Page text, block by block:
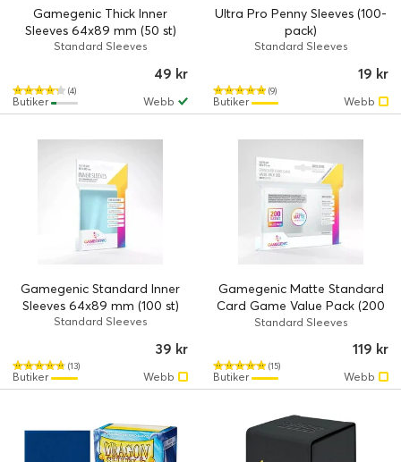
Gamegenic Thick Inner
Sleeves 64x89 mm (50 st)
Standard Sleeves
(4)
49 kr
Webb
Butiker
Ultra Pro Penny Sleeves (100-
pack)
Standard Sleeves
(9)
19 kr
Webb
Butiker
Gamegenic Standard Inner
Sleeves 64x89 mm (100 st)
Standard Sleeves
(13)
39 kr
Webb
Butiker
Gamegenic Matte Standard
Card Game Value Pack (200
st)
Standard Sleeves
(15)
119 kr
Webb
Butiker